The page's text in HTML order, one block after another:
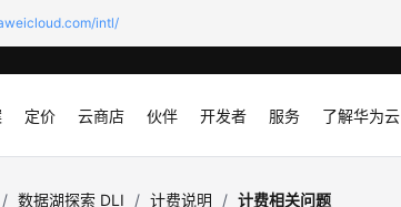
intl/
定价 云商店 伙伴 开发者 服务 了解华为云
/ 数据湖探索 DLI / 计费说明 / 计费相关问题